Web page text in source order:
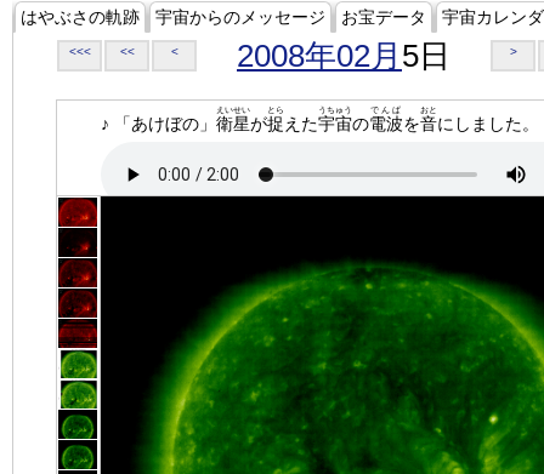
はやぶさの軌跡 宇宙からのメッセージ お宝データ 宇宙カレン
<<< << < 2008年02月 5日 >
♪ 「あけぼの」 衛星
えいせい
が捉
とら
えた宇宙
うちゅう
の電波
でんぱ
を音
おと
にしました。